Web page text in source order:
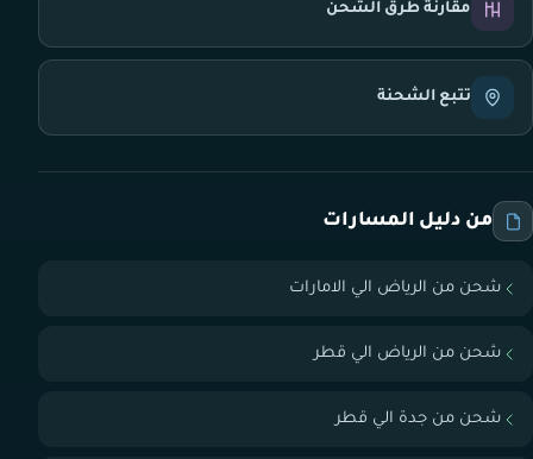
مقارنة طرق الشحن
تتبع الشحنة
من دليل المسارات
شحن من الرياض الي الامارات
شحن من الرياض الي قطر
شحن من جدة الي قطر